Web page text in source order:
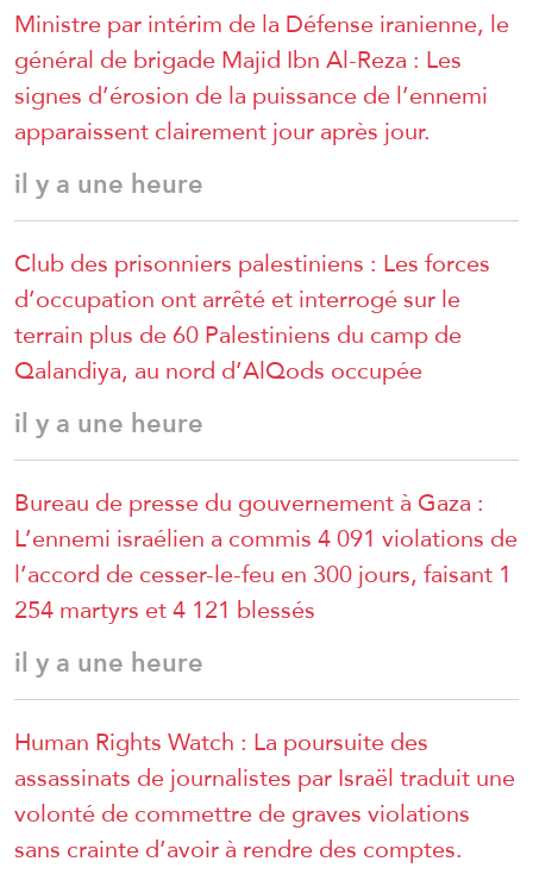
Ministre par intérim de la Défense iranienne, le
général de brigade Majid Ibn Al-Reza : Les
signes d’érosion de la puissance de l’ennemi
apparaissent clairement jour après jour.
il y a une heure
Club des prisonniers palestiniens : Les forces
d’occupation ont arrêté et interrogé sur le
terrain plus de 60 Palestiniens du camp de
Qalandiya, au nord d’AlQods occupée
il y a une heure
Bureau de presse du gouvernement à Gaza :
L’ennemi israélien a commis 4 091 violations de
l’accord de cesser-le-feu en 300 jours, faisant 1
254 martyrs et 4 121 blessés
il y a une heure
Human Rights Watch : La poursuite des
assassinats de journalistes par Israël traduit une
volonté de commettre de graves violations
sans crainte d’avoir à rendre des comptes.